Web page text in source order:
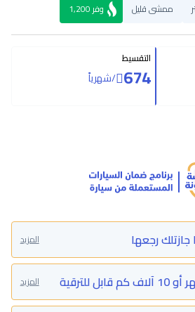
ممشى قليل وفر1,200
التقسيط
674
/شهرياً
المزيد
المزيد